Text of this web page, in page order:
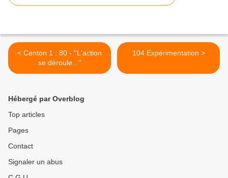
< Centon 1 : 80 - ''L'action
se déroule...''
104 Expérimentation >
Hébergé par Overblog
Top articles
Pages
Contact
Signaler un abus